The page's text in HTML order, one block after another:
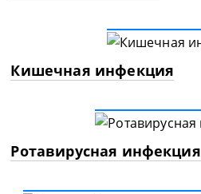
Кишечная инфекция
Ротавирусная инфекция